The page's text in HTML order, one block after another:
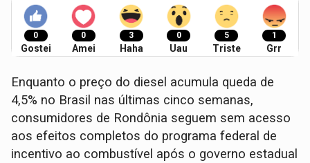
0
Gostei
0
Amei
3
Haha
0
Uau
5
Triste
1
Grr
Enquanto o preço do diesel acumula queda de
4,5% no Brasil nas últimas cinco semanas,
consumidores de Rondônia seguem sem acesso
aos efeitos completos do programa federal de
incentivo ao combustível após o governo estadual